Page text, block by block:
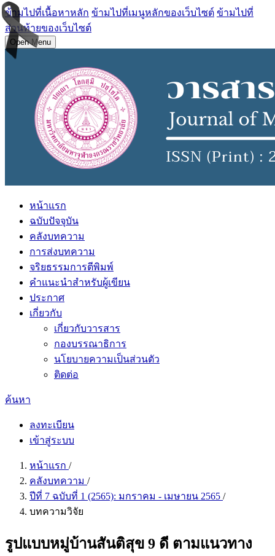
ข้ามไปที่เนื้อหาหลัก ข้ามไปที่เมนูหลักของเว็บไซต์ ข้ามไปที่
ส่วนท้ายของเว็บไซต์
Open Menu
หน้าแรก
ฉบับปัจจุบัน
คลังบทความ
การส่งบทความ
จริยธรรมการตีพิมพ์
คำแนะนำสำหรับผู้เขียน
ประกาศ
เกี่ยวกับ
เกี่ยวกับวารสาร
กองบรรณาธิการ
นโยบายความเป็นส่วนตัว
ติดต่อ
ค้นหา
ลงทะเบียน
เข้าสู่ระบบ
หน้าแรก /
คลังบทความ /
ปีที่ 7 ฉบับที่ 1 (2565): มกราคม - เมษายน 2565 /
บทความวิจัย
รูปแบบหมู่บ้านสันติสุข 9 ดี ตามแนวทาง